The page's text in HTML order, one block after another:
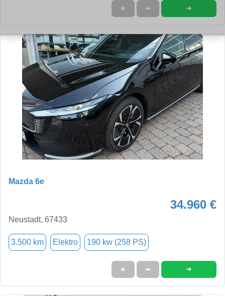
★ ➦ ➜
Mazda 6e
34.960 €
Neustadt, 67433
3.500 km Elektro 190 kw (258 PS)
★ ➦ ➜